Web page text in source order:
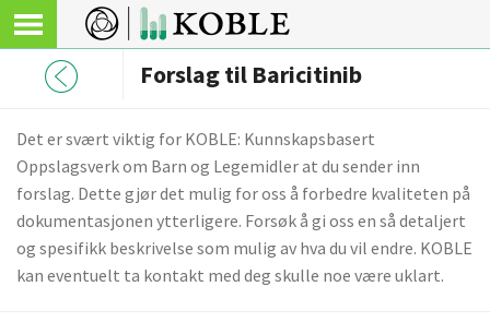
Forslag til Baricitinib
Det er svært viktig for KOBLE: Kunnskapsbasert
Oppslagsverk om Barn og Legemidler at du sender inn
forslag. Dette gjør det mulig for oss å forbedre kvaliteten på
dokumentasjonen ytterligere. Forsøk å gi oss en så detaljert
og spesifikk beskrivelse som mulig av hva du vil endre. KOBLE
kan eventuelt ta kontakt med deg skulle noe være uklart.